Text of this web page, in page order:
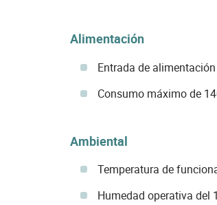
Alimentación
Entrada de alimentación
Consumo máximo de
Ambiental
Temperatura de
Humedad operativa del